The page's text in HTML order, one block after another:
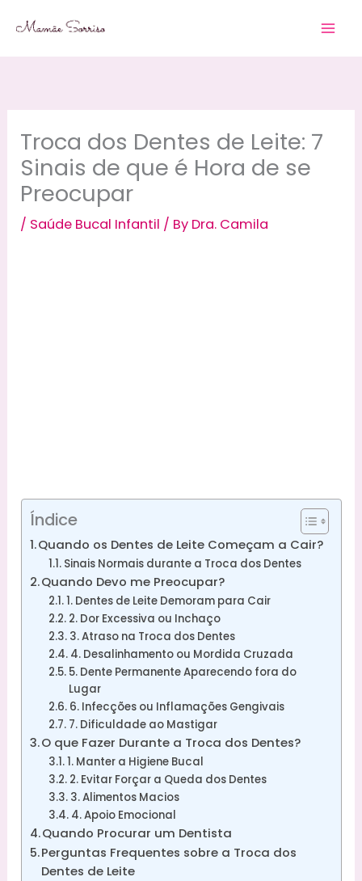
Troca dos Dentes de Leite: 7
Sinais de que é Hora de se
Preocupar
/ Saúde Bucal Infantil / By Dra. Camila
Índice
Quando os Dentes de Leite Começam a Cair?
Sinais Normais durante a Troca dos Dentes
Quando Devo me Preocupar?
1. Dentes de Leite Demoram para Cair
2. Dor Excessiva ou Inchaço
3. Atraso na Troca dos Dentes
4. Desalinhamento ou Mordida Cruzada
5. Dente Permanente Aparecendo fora do
Lugar
6. Infecções ou Inflamações Gengivais
7. Dificuldade ao Mastigar
O que Fazer Durante a Troca dos Dentes?
1. Manter a Higiene Bucal
2. Evitar Forçar a Queda dos Dentes
3. Alimentos Macios
4. Apoio Emocional
Quando Procurar um Dentista
Perguntas Frequentes sobre a Troca dos
Dentes de Leite